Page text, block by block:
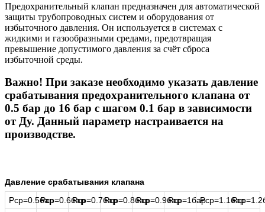
Предохранительный клапан предназначен для автоматической
защиты трубопроводных систем и оборудования от
избыточного давления. Он используется в системах с
жидкими и газообразными средами, предотвращая
превышение допустимого давления за счёт сброса
избыточной среды.
Важно! При заказе необходимо указать давление
срабатывания предохранительного клапана от
0.5 бар до 16 бар с шагом 0.1 бар в зависимости
от Ду. Данный параметр настраивается на
производстве.
Давление срабатывания клапана
Рср=0.5барРср=0.6барРср=0.7барРср=0.8барРср=0.9барРср=1барРср=1.1бар